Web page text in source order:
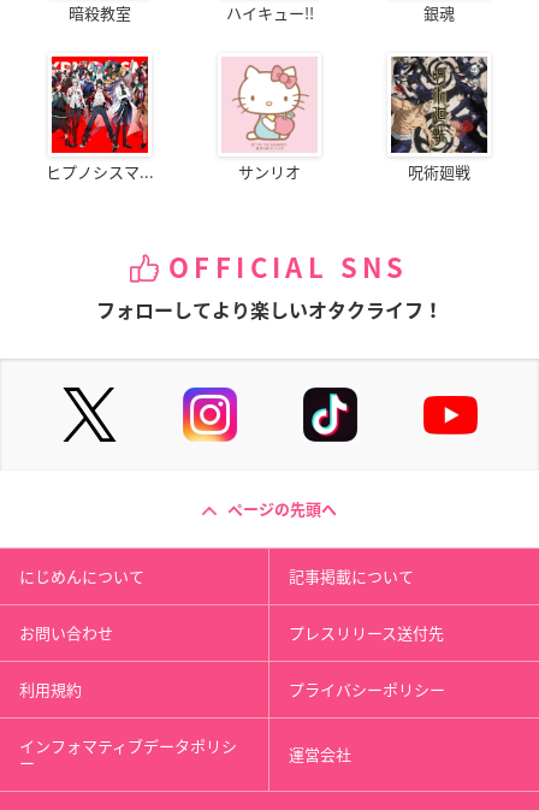
暗殺教室 ハイキュー!! 銀魂
ヒプノシスマ... サンリオ 呪術廻戦
OFFICIAL SNS
フォローしてより楽しいオタクライフ！
ページの先頭へ
にじめんについて 記事掲載について
お問い合わせ プレスリリース送付先
利用規約 プライバシーポリシー
インフォマティブデータポリシ
ー 運営会社